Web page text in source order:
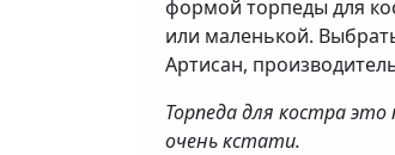
формой торпеды для
или маленькой.
Артисан,
Торпеда для костра
очень кстати.